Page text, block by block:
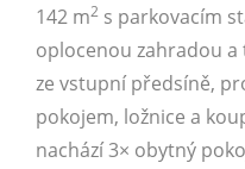
142 m2 s parkovacím
oplocenou zahradou a
ze vstupní předsíně,
pokojem, ložnice a
nachází 3× obytný